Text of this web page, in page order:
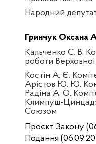
Народний
Гринчук Оксана
Кальченко С. В.
роботи
Костін А. Є.
Арістов Ю. Ю.
Радіна А. О.
Климпуш-
Союзом
Проєкт Закону
Подання